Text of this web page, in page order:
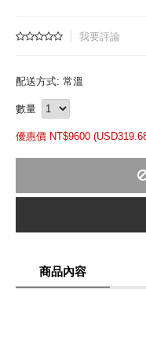
我要評論
配送方式: 常溫
數量
優惠價 NT$9600 (USD
商品內容